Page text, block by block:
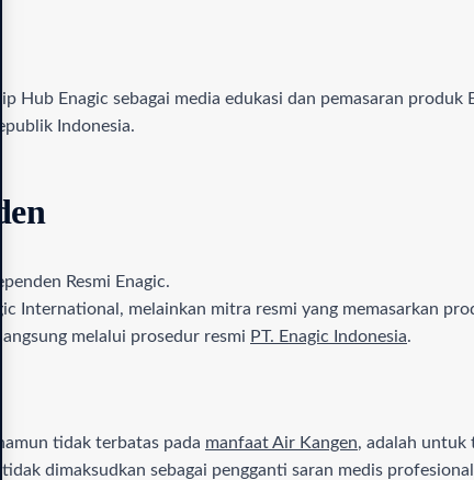
Hub Enagic sebagai media edukasi dan pemasaran
Indonesia.
Resmi Enagic.
International, melainkan mitra resmi yang memasarkan
melalui prosedur resmi PT. Enagic Indonesia.
tidak terbatas pada manfaat Air Kangen, adalah untuk
dimaksudkan sebagai pengganti saran medis